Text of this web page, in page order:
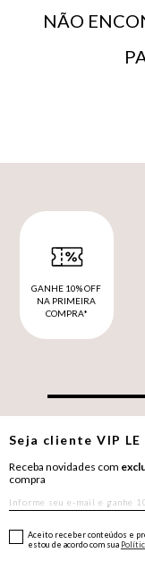
NÃO
GANHE 10% OFF
NA PRIMEIRA
COMPRA*
Seja clienteVIP LE
Receba novidades com
compra
Aceito receber conteúdos e
estou de acordo com sua